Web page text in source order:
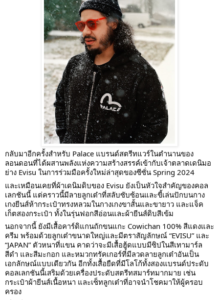
กลับมาอีกครั้งสำหรับ Palace แบรนด์สตรีทแวร์ในตำนานของ
ลอนดอนที่ได้ผสานพลังแห่งความสร้างสรรค์เข้ากับเจ้าตลาดเดนิมอ
ย่าง Evisu ในการร่วมมือครั้งใหม่ล่าสุดของซีซั่น Spring 2024
และเหมือนเคยที่ผ้าเดนิมดิบของ Evisu ยังเป็นหัวใจสำคัญของคอล
เลกชันนี้ แต่คราวนี้มีลายลูกเต๋าที่สลับซับซ้อนและขี้เล่นปักบนกาง
เกงยีนส์ห้ากระเป๋าทรงหลวมในกางเกงขาสั้นและขายาว และแจ็ค
เก็ตสองกระเป๋า ทั้งในรุ่นฟอกสีอ่อนและผ้ายีนส์ดิบสีเข้ม
นอกจากนี้ ยังมีเสื้อคาร์ดิแกนถักขนแกะ Cowichan 100% สีแดงและ
ครีม พร้อมด้วยลูกเต๋าขนาดใหญ่และมีตราสัญลักษณ์ “EVISU” และ
“JAPAN” ตัวหนาที่แขน คาดว่าจะมีเสื้อฮู้ดแบบมีซิปในสีเทามาร์ล
สีดำ และสีมะกอก และหมวกทรัคเกอร์ที่มีลวดลายลูกเต๋าอันเป็น
เอกลักษณ์แบบเดียวกัน อีกทั้งเสื้อยืดที่มีโลโก้ทั้งสองแบรนด์ประดับ
คอลเลกชันนี้เสริมด้วยเครื่องประดับสตรีทสมาร์ทมากมาย เช่น
กระเป๋าผ้ายีนส์เนื้อหนา และเซ็ทลูกเต๋าที่อาจนำโชคมาให้ผู้ครอบ
ครอง